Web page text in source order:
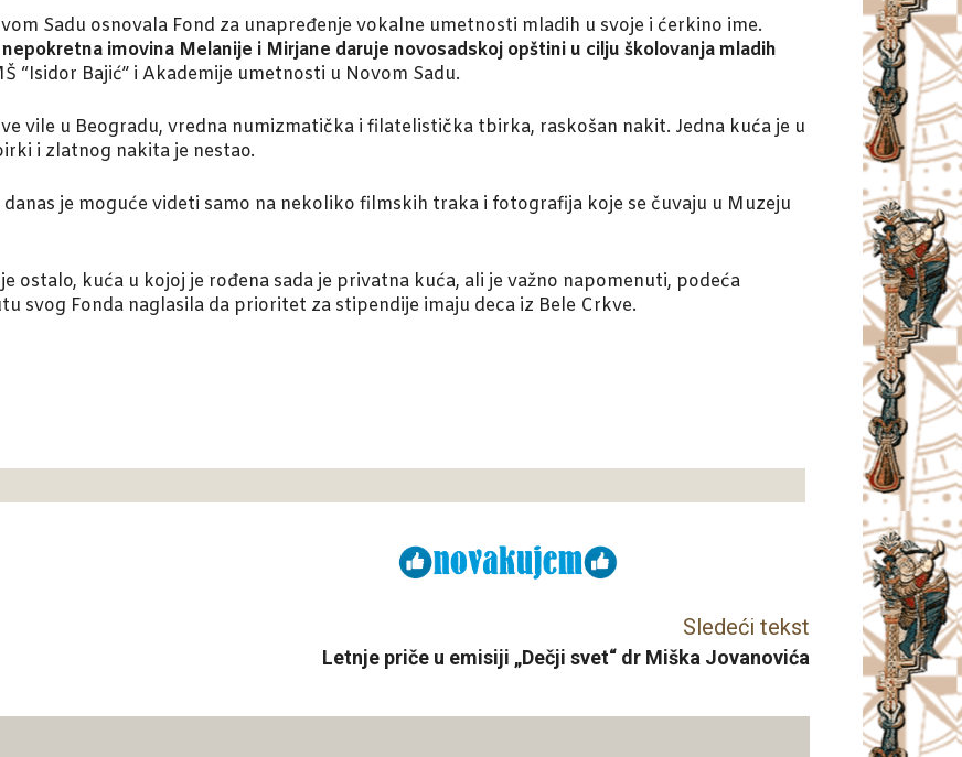
Sadu osnovala Fond za unapređenje vokalne umetnosti mladih u svoje i ćerkino ime.
imovina Melanije i Mirjane daruje novosadskoj opštini u cilju školovanja mladih
“Isidor Bajić” i Akademije umetnosti u Novom Sadu.
vile u Beogradu, vredna numizmatička i filatelistička tbirka, raskošan nakit. Jedna kuća je u
i zlatnog nakita je nestao.
je moguće videti samo na nekoliko filmskih traka i fotografija koje se čuvaju u Muzeju
ostalo, kuća u kojoj je rođena sada je privatna kuća, ali je važno napomenuti, podeća
svog Fonda naglasila da prioritet za stipendije imaju deca iz Bele Crkve.
Sledeći tekst
Letnje priče u emisiji „Dečji svet“ dr Miška Jovanovića